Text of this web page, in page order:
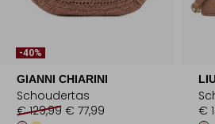
-40%
GIANNI CHIARINI
Schoudertas
€ 129,99 € 77,99
€